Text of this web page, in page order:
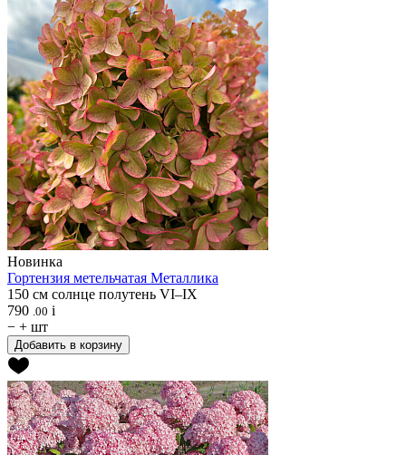
Новинка
Гортензия метельчатая Металлика
150 см солнце полутень VI–IX
790 .00 i
− + шт
Добавить в корзину